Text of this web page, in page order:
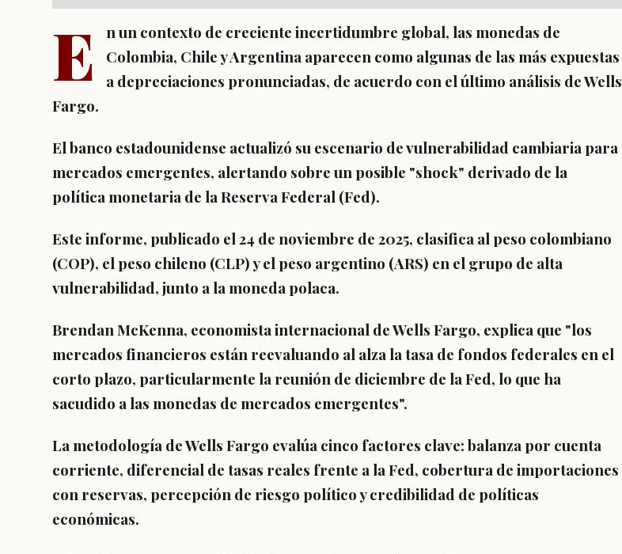
E
n un contexto de creciente incertidumbre global, las monedas de
Colombia, Chile y Argentina aparecen como algunas de las más expuestas
a depreciaciones pronunciadas, de acuerdo con el último análisis de Wells
Fargo.
El banco estadounidense actualizó su escenario de vulnerabilidad cambiaria para
mercados emergentes, alertando sobre un posible "shock" derivado de la
política monetaria de la Reserva Federal (Fed).
Este informe, publicado el 24 de noviembre de 2025, clasifica al peso colombiano
(COP), el peso chileno (CLP) y el peso argentino (ARS) en el grupo de alta
vulnerabilidad, junto a la moneda polaca.
Brendan McKenna, economista internacional de Wells Fargo, explica que "los
mercados financieros están reevaluando al alza la tasa de fondos federales en el
corto plazo, particularmente la reunión de diciembre de la Fed, lo que ha
sacudido a las monedas de mercados emergentes".
La metodología de Wells Fargo evalúa cinco factores clave: balanza por cuenta
corriente, diferencial de tasas reales frente a la Fed, cobertura de importaciones
con reservas, percepción de riesgo político y credibilidad de políticas
económicas.